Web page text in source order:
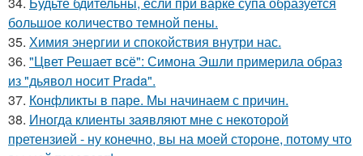
большое количество темной пены.
35. Химия энергии и спокойствия внутри нас.
36. "Цвет Решает всё": Симона Эшли примерила образ
из "дьявол носит Prada".
37. Конфликты в паре. Мы начинаем с причин.
38. Иногда клиенты заявляют мне с некоторой
претензией - ну конечно, вы на моей стороне, потому что